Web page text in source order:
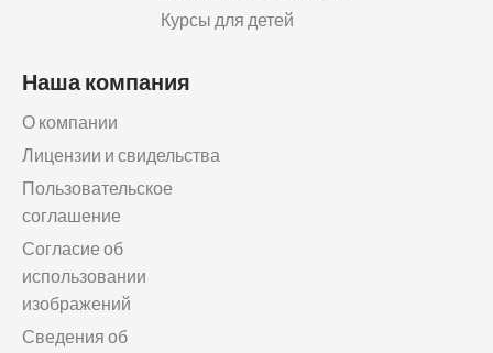
Курсы для детей
Наша компания
О компании
Лицензии и свидельства
Пользовательское
соглашение
Согласие об
использовании
изображений
Сведения об